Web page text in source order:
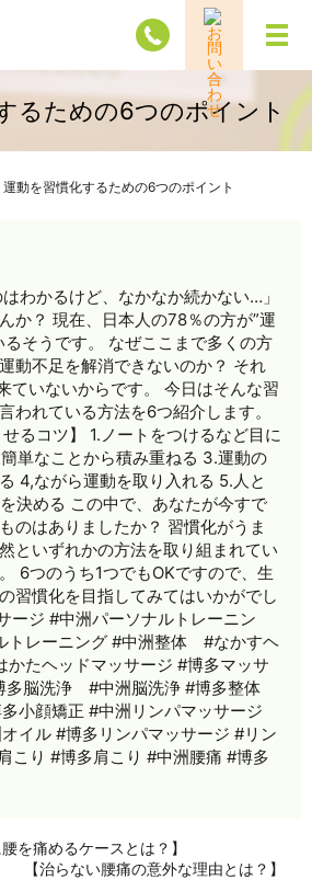
メ
るための6つのポイント
運動を習慣化するための6つのポイント
わかるけど、なかなか続かない…」
か？ 現在、日本人の78％の方が”運
るそうです。 なぜここまで多くの方
動不足を解消できないのか？ それ
ていないからです。 今日はそんな習
われている方法を6つ紹介します。
るコツ】 1.ノートをつけるなど目に
単なことから積み重ねる 3.運動の
4,ながら運動を取り入れる 5.人と
決める この中で、あなたが今すで
のはありましたか？ 習慣化がうま
といずれかの方法を取り組まれてい
6つのうち1つでもOKですので、生
習慣化を目指してみてはいかがでし
ージ #中洲パーソナルトレーニン
レーニング #中洲整体 #なかすヘ
たヘッドマッサージ #博多マッサ
脳洗浄 #中洲脳洗浄 #博多整体
小顔矯正 #中洲リンパマッサージ
イル #博多リンパマッサージ #リン
こり #博多肩こり #中洲腰痛 #博多
を痛めるケースとは？】
【治らない腰痛の意外な理由とは？】